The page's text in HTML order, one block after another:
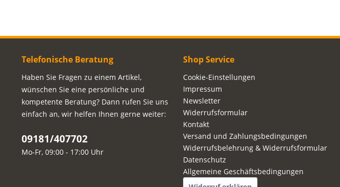
Telefonische Beratung
Haben Sie Fragen zu einem Artikel,
wünschen Sie eine persönliche und
kompetente Beratung? Dann rufen Sie uns
einfach an, wir helfen Ihnen gerne weiter:
09181/407702
Mo-Fr, 09:00 - 17:00 Uhr
Shop Service
Cookie-Einstellungen
Impressum
Newsletter
Widerrufsformular
Kontakt
Versand und Zahlungsbedingungen
Widerrufsbelehrung & Widerrufsformular
Datenschutz
Allgemeine Geschäftsbedingungen